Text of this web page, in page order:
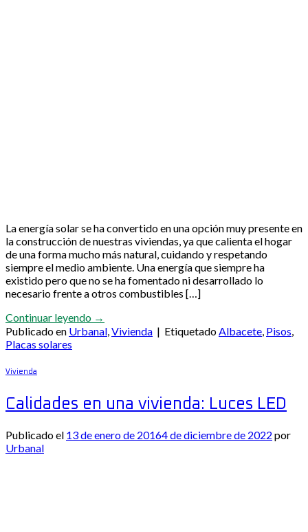
La energía solar se ha convertido en una opción muy presente en
la construcción de nuestras viviendas, ya que calienta el hogar
de una forma mucho más natural, cuidando y respetando
siempre el medio ambiente. Una energía que siempre ha
existido pero que no se ha fomentado ni desarrollado lo
necesario frente a otros combustibles […]
Continuar leyendo →
Publicado en Urbanal,Vivienda | EtiquetadoAlbacete, Pisos,
Placas solares
Vivienda
Calidades en una vivienda: Luces LED
Publicado el 13 de enero de 20164 de diciembre de 2022 por
Urbanal